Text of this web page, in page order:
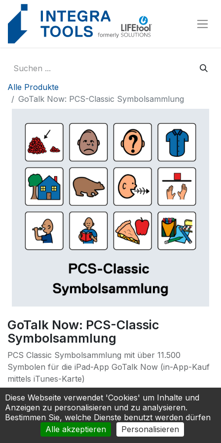
Alle Produkte
GoTalk Now: PCS-Classic Symbolsammlung
GoTalk Now: PCS-Classic
Symbolsammlung
PCS Classic Symbolsammlung mit über 11.500
Symbolen für die iPad-App GoTalk Now (in-App-Kauf
mittels iTunes-Karte)
90,00€
In den Warenkorb
Cookie-Einstellungen
Diese Webseite verwendet 'Cookies' um Inhalte und
Anzeigen zu personalisieren und zu analysieren.
Bestimmen Sie, welche Dienste benutzt werden dürfen
Alle akzeptieren
Personalisieren